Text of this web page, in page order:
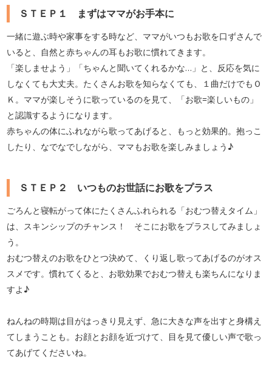
ＳＴＥＰ１ まずはママがお手本に
一緒に遊ぶ時や家事をする時など、ママがいつもお歌を口ずさんで
いると、自然と赤ちゃんの耳もお歌に慣れてきます。
「楽しませよう」「ちゃんと聞いてくれるかな…」と、反応を気に
しなくても大丈夫。たくさんお歌を知らなくても、１曲だけでもＯ
Ｋ。ママが楽しそうに歌っているのを見て、「お歌=楽しいもの」
と認識するようになります。
赤ちゃんの体にふれながら歌ってあげると、もっと効果的。抱っこ
したり、なでなでしながら、ママもお歌を楽しみましょう♪
ＳＴＥＰ２ いつものお世話にお歌をプラス
ごろんと寝転がって体にたくさんふれられる「おむつ替えタイム」
は、スキンシップのチャンス！ そこにお歌をプラスしてみましょ
う。
おむつ替えのお歌をひとつ決めて、くり返し歌ってあげるのがオス
スメです。慣れてくると、お歌効果でおむつ替えも楽ちんになりま
すよ♪
ねんねの時期は目がはっきり見えず、急に大きな声を出すと身構え
てしまうことも。お顔とお顔を近づけて、目を見て優しい声で歌っ
てあげてくださいね。